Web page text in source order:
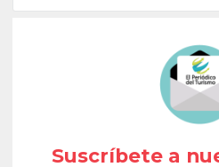
Suscríbete a